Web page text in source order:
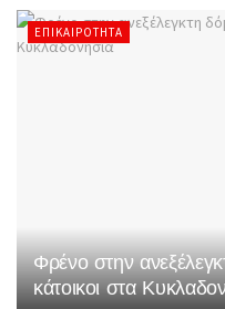
ΕΠΙΚΑΙΡΌΤΗΤΑ
Φρένο στην
κάτοικοι στα